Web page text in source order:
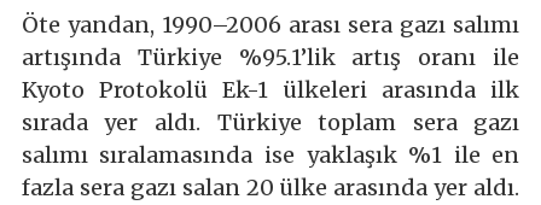
Öte yandan, 1990–2006 arası sera gazı salımı
artışında Türkiye %95.1’lik artış oranı ile
Kyoto Protokolü Ek-1 ülkeleri arasında ilk
sırada yer aldı. Türkiye toplam sera gazı
salımı sıralamasında ise yaklaşık %1 ile en
fazla sera gazı salan 20 ülke arasında yer aldı.